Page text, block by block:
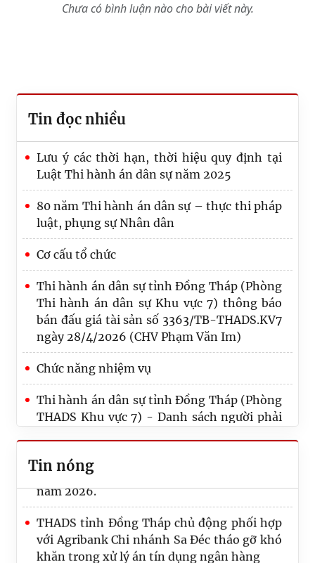
Chưa có bình luận nào cho bài viết này.
Tin đọc nhiều
Lưu ý các thời hạn, thời hiệu quy định tại
Luật Thi hành án dân sự năm 2025
80 năm Thi hành án dân sự – thực thi pháp
luật, phụng sự Nhân dân
Cơ cấu tổ chức
Thi hành án dân sự tỉnh Đồng Tháp (Phòng
Thi hành án dân sự Khu vực 7) thông báo
bán đấu giá tài sản số 3363/TB-THADS.KV7
ngày 28/4/2026 (CHV Phạm Văn Im)
Chức năng nhiệm vụ
Thi hành án dân sự tỉnh Đồng Tháp (Phòng
THADS Khu vực 7) - Danh sách người phải
Tin nóng
TỔ CHỨC TRỌNG THỂ HỌP MẶT KỶ NIỆM
80 NĂM NGÀY TRUYỀN THỐNG THI HÀNH
ÁN DÂN SỰ (19/7/1946 – 19/7/2026)
Chi bộ Phòng Thi hành án dân sự khu vực 2
- Đồng Tháp tổ chức Lễ kết nạp Đảng viên
năm 2026.
THADS tỉnh Đồng Tháp chủ động phối hợp
với Agribank Chi nhánh Sa Đéc tháo gỡ khó
khăn trong xử lý án tín dụng ngân hàng